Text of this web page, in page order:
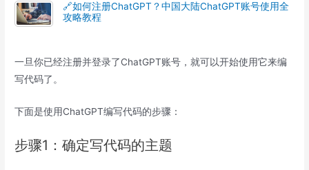
🔗如何注册ChatGPT？中国大陆ChatGPT账号使用全
攻略教程
一旦你已经注册并登录了ChatGPT账号，就可以开始使用它来编
写代码了。
下面是使用ChatGPT编写代码的步骤：
步骤1：确定写代码的主题